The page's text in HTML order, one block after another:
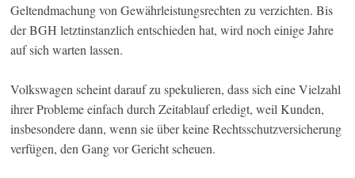
Geltendmachung von Gewährleistungsrechten zu verzichten. Bis
der BGH letztinstanzlich entschieden hat, wird noch einige Jahre
auf sich warten lassen.
Volkswagen scheint darauf zu spekulieren, dass sich eine Vielzahl
ihrer Probleme einfach durch Zeitablauf erledigt, weil Kunden,
insbesondere dann, wenn sie über keine Rechtsschutzversicherung
verfügen, den Gang vor Gericht scheuen.